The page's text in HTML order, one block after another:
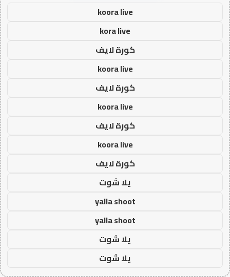
koora live
kora live
كورة لايف
koora live
كورة لايف
koora live
كورة لايف
koora live
كورة لايف
يلا شوت
yalla shoot
yalla shoot
يلا شوت
يلا شوت